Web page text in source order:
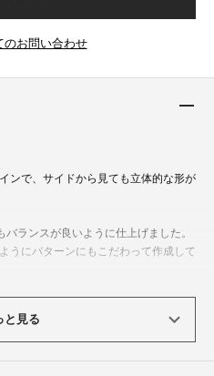
のお問い合わせ
ンで、サイドから見ても立体的な形が
ランスが良いように仕上げました。
うにパターンにもこだわって作成して
。
と見る